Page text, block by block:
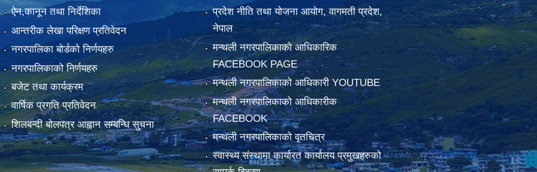
ऐन,कानून तथा निर्देशिका
आन्तरीक लेखा परिक्षण प्रतिवेदन
नगरपालिका बोर्डको निर्णयहरु
नगरपालिकाको निर्णयहरु
बजेट तथा कार्यक्रम
वार्षिक प्रगति प्रतिवेदन
शिलबन्दी बोलपत्र आह्वान सम्बन्धि सुचना
प्रदेश नीति तथा योजना आयोग, वागमती प्रदेश,
नेपाल
मन्थली नगरपालिकाको आधिकारिक
FACEBOOK PAGE
मन्थली नगरपालिकाको आधिकारी YOUTUBE
मन्थली नगरपालिकाको आधिकारीक
FACEBOOK
मन्थली नगरपालिकाको वृतचित्र
स्वास्थ्य संस्थामा कार्यारत कार्यालय प्रमुखहरुको